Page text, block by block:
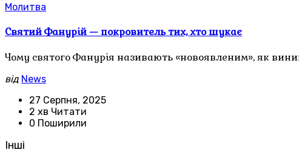
Молитва
Святий Фанурій — покровитель тих, хто шукає
Чому святого Фанурія називають «новоявленим», як
від News
27 Серпня, 2025
2 хв Читати
0 Поширили
Інші